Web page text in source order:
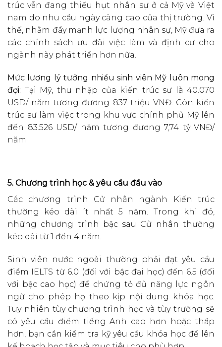
trúc vẫn đang thiếu hụt nhân sự ở cả Mỹ và Việt
nam do nhu cầu ngày càng cao của thị trường. Vì
thế, nhằm đẩy mạnh lực lượng nhân sự, Mỹ đưa ra
các chính sách ưu đãi việc làm và định cư cho
ngành này phát triển hơn nữa.
Mức lương lý tưởng nhiều sinh viên Mỹ luôn mong
đợi: Tại Mỹ, thu nhập của kiến trúc sư là 40.070
USD/ năm tương đương 837 triệu VNĐ. Còn kiến
trúc sư làm việc trong khu vực chính phủ Mỹ lên
đến 83.526 USD/ năm tương đương 7,74 tỷ VNĐ/
năm.
5. Chương trình học & yêu cầu đầu vào
Các chương trình Cử nhân ngành Kiến trúc
thường kéo dài ít nhất 5 năm. Trong khi đó,
những chương trình bậc sau Cử nhân thường
kéo dài từ 1 đến 4 năm.
Sinh viên nước ngoài thường phải đạt yêu cầu
điểm IELTS từ 6.0 (đối với bậc đại học) đến 6.5 (đối
với bậc cao học) để chứng tỏ đủ năng lực ngôn
ngữ cho phép họ theo kịp nội dung khóa học.
Tuy nhiên tùy chương trình học và tùy trường sẽ
có yêu cầu điểm tiếng Anh cao hơn hoặc thấp
hơn, bạn cần kiểm tra kỹ yêu cầu khóa học để lên